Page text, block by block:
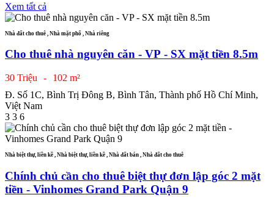
Xem tất cả
Nhà đất cho thuê , Nhà mặt phố , Nhà riêng
Cho thuê nhà nguyên căn - VP - SX mặt tiền 8.5m
30 Triệu -
102 m²
Đ. Số 1C, Bình Trị Đông B, Bình Tân, Thành phố Hồ Chí Minh,
Việt Nam
3 3 6
Nhà biệt thự, liền kề , Nhà biệt thự, liền kề , Nhà đất bán , Nhà đất cho thuê
Chính chủ cần cho thuê biệt thự đơn lập góc 2 mặt
tiền - Vinhomes Grand Park Quận 9